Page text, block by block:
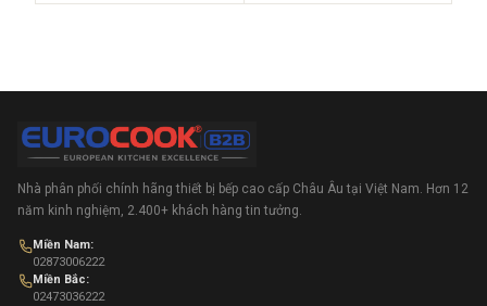
Nhà phân phối chính hãng thiết bị bếp cao cấp Châu Âu tại Việt Nam. Hơn 12
năm kinh nghiệm, 2.400+ khách hàng tin tưởng.
Miền Nam:
02873006222
Miền Bắc:
02473036222